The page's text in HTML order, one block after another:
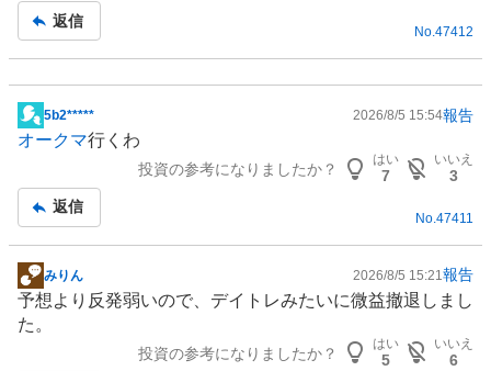
事
返信
No.47412
掲
示
事
5b2***** 2026/8/5 15:54報告
オークマ行くわ
投資の参考になりましたか？
はい
7
いいえ
3
返信
No. 47411
掲
示
板
みりん 2026/8/5 15:21 報告
予想より反発弱いので、デイトレみたいに微益撤退しまし
た。
投資の参考になりましたか？
はい
5
いいえ
6